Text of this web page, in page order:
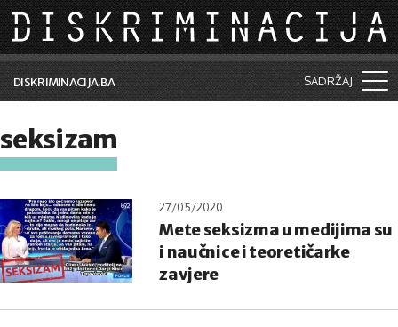
Skip to main content
DISKRIMINACIJA.BA SADRŽAJ
Vijesti i događaji
Kolumne
Lične priče
Saradnja sa medijima
seksizam
27/05/2020
Mete seksizma u medijima su
i naučnice i teoretičarke
zavjere